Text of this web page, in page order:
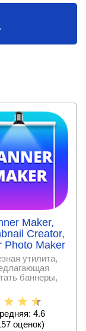
Maker,
Creator,
Photo Maker
утилита,
баннеры,
прямо
4.6
оценок)